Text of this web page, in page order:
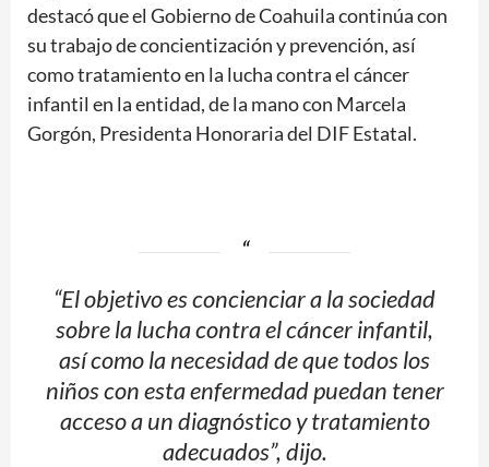
destacó que el Gobierno de Coahuila continúa con
su trabajo de concientización y prevención, así
como tratamiento en la lucha contra el cáncer
infantil en la entidad, de la mano con Marcela
Gorgón, Presidenta Honoraria del DIF Estatal.
“El objetivo es concienciar a la sociedad
sobre la lucha contra el cáncer infantil,
así como la necesidad de que todos los
niños con esta enfermedad puedan tener
acceso a un diagnóstico y tratamiento
adecuados”, dijo.